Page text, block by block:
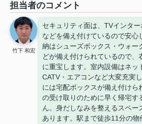
担当者のコメント
竹下 和宏
セキュリティ面は、TVインタ
などを備え付けているので安心
納はシューズボックス・ウォー
どが備え付けられているので、
に重宝します。室内設備はネッ
CATV・エアコンなど大変充実
には宅配ボックスが備え付けら
の受け取りのために早く帰宅す
ん。身だしなみを整えるスペー
あります。駅まで徒歩11分の